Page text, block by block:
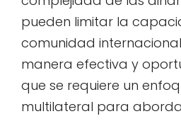
pueden limitar la
comunidad
manera efectiva y
que se requiere un
multilateral para